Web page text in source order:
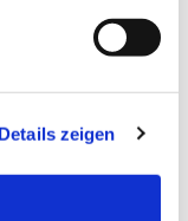
Details zeigen